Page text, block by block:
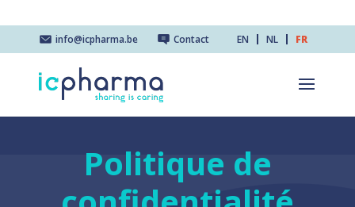
info@icpharma.be Contact EN NL FR
Politique de